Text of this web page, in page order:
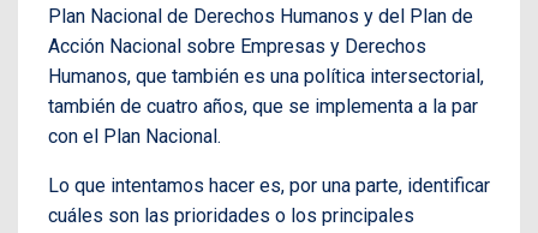
Plan Nacional de Derechos Humanos y del Plan de
Acción Nacional sobre Empresas y Derechos
Humanos, que también es una política intersectorial,
también de cuatro años, que se implementa a la par
con el Plan Nacional.
Lo que intentamos hacer es, por una parte, identificar
cuáles son las prioridades o los principales